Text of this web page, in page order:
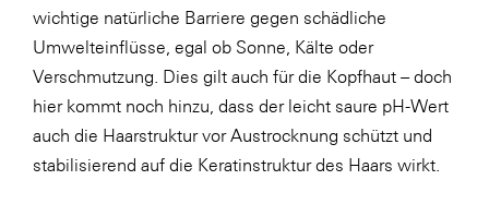
Johnson & Johnson
JELD-WEN DANA
kosaplaner
LAT Nitrogen
wichtige natürliche Barriere gegen schädliche
Umwelteinflüsse, egal ob Sonne, Kälte oder
Verschmutzung. Dies gilt auch für die Kopfhaut – doch
hier kommt noch hinzu, dass der leicht saure pH-Wert
auch die Haarstruktur vor Austrocknung schützt und
stabilisierend auf die Keratinstruktur des Haars wirkt.